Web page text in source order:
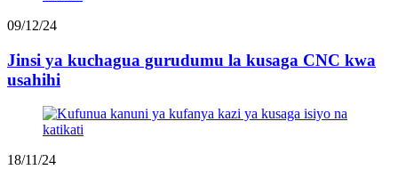
09/12/24
Jinsi ya kuchagua gurudumu la kusaga CNC kwa
usahihi
18/11/24